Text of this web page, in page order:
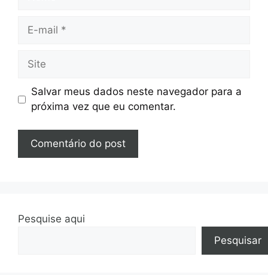
Site
Salvar meus dados neste navegador para a
próxima vez que eu comentar.
Pesquise aqui
Pesquisar